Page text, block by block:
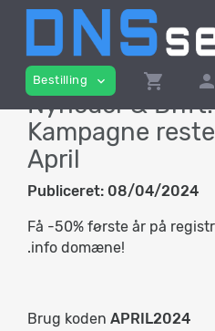
Bestilling expand_more shopping_cart person
Nyheder & Drift:
Kampagne
April
Publiceret: 08/04/2024
Få -50% første år på
.info domæne!
Brug koden APRIL2024